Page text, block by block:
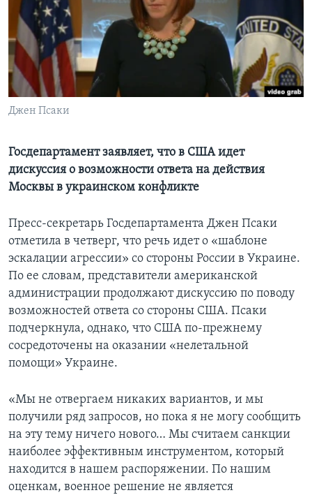
Learning English
СОЦИАЛЬНЫЕ СЕТИ
Джен Псаки
Госдепартамент заявляет, что в США идет
дискуссия о возможности ответа на действия
Москвы в украинском конфликте
Пресс-секретарь Госдепартамента Джен Псаки
отметила в четверг, что речь идет о «шаблоне
эскалации агрессии» со стороны России в Украине.
По ее словам, представители американской
администрации продолжают дискуссию по поводу
возможностей ответа со стороны США. Псаки
подчеркнула, однако, что США по-прежнему
сосредоточены на оказании «нелетальной
помощи» Украине.
«Мы не отвергаем никаких вариантов, и мы
получили ряд запросов, но пока я не могу сообщить
на эту тему ничего нового… Мы считаем санкции
наиболее эффективным инструментом, который
находится в нашем распоряжении. По нашим
оценкам, военное решение не является